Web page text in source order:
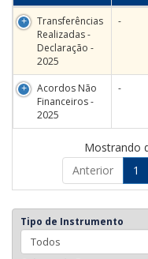
Transferências
Realizadas -
Declaração -
2025
-
Acordos Não
Financeiros -
2025
-
Mostrando
Anterior
1
Tipo de Instrumento